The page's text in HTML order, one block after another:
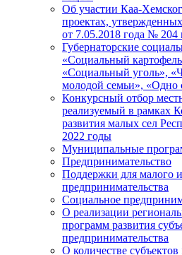
Об участии Каа-
проектах,
от 7.05.2018 года № 204
Губернаторские
«Социальный
«Социальный уголь»,
молодой семьи», «Одно
Конкурсный отбор
реализуемый в рамках
развития малых сел
2022 годы
Муниципальные
Предпринимательство
Поддержки для малого
предпринимательства
Социальное
О реализации
программ развития
предпринимательства
О количестве